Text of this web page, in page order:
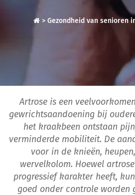
> Gezondheid van senioren
Artrose is een
gewrichtsaandoening bij
het kraakbeen ontstaan
verminderde mobiliteit. De
voor in de knieën,
wervelkolom. Hoewel
progressief karakter heeft,
goed onder controle worden